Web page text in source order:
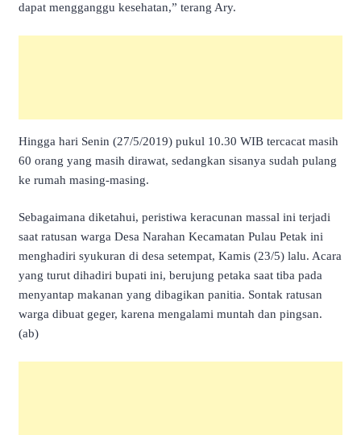
dapat mengganggu kesehatan,” terang Ary.
Hingga hari Senin (27/5/2019) pukul 10.30 WIB tercacat masih
60 orang yang masih dirawat, sedangkan sisanya sudah pulang
ke rumah masing-masing.
Sebagaimana diketahui, peristiwa keracunan massal ini terjadi
saat ratusan warga Desa Narahan Kecamatan Pulau Petak ini
menghadiri syukuran di desa setempat, Kamis (23/5) lalu. Acara
yang turut dihadiri bupati ini, berujung petaka saat tiba pada
menyantap makanan yang dibagikan panitia. Sontak ratusan
warga dibuat geger, karena mengalami muntah dan pingsan.
(ab)